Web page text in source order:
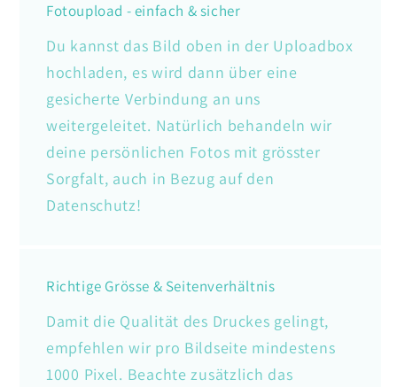
Fotoupload - einfach & sicher
Du kannst das Bild oben in der Uploadbox
hochladen, es wird dann über eine
gesicherte Verbindung an uns
weitergeleitet. Natürlich behandeln wir
deine persönlichen Fotos mit grösster
Sorgfalt, auch in Bezug auf den
Datenschutz!
Richtige Grösse & Seitenverhältnis
Damit die Qualität des Druckes gelingt,
empfehlen wir pro Bildseite mindestens
1000 Pixel. Beachte zusätzlich das